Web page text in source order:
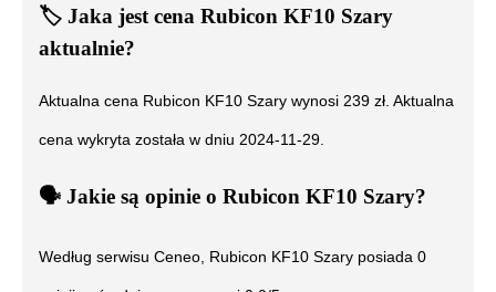
🏷️ Jaka jest cena Rubicon KF10 Szary
aktualnie?
Aktualna cena Rubicon KF10 Szary wynosi 239 zł. Aktualna
cena wykryta została w dniu 2024-11-29
🗣️ ️ Jakie są opinie o Rubicon KF10 Szary?
Według serwisu Ceneo, Rubicon KF10 Szary posiada 0